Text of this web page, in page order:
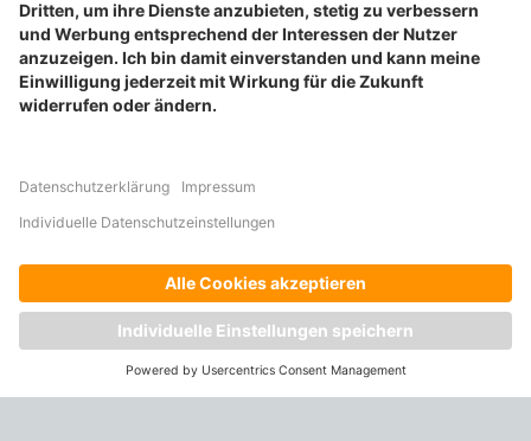
Flyer drucken
Karten drucken
BELIEBTE PRODUKTKATEGORIEN
Geschenkideen drucken
Plakate drucken
Prospekte drucken